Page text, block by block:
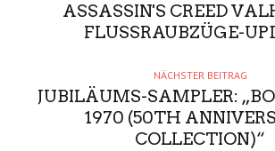
ASSASSIN'S CREED
FLUSSRAUBZÜGE-
NÄCHSTER BEITRAG
JUBILÄUMS-SAMPLER:
1970 (50TH
COLLECTION)“